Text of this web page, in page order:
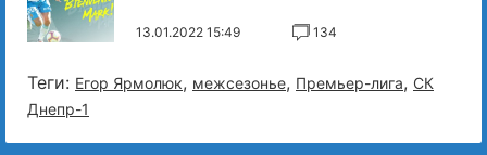
13.01.2022 15:49 134
Теги: Егор Ярмолюк, межсезонье, Премьер-лига, СК
Днепр-1